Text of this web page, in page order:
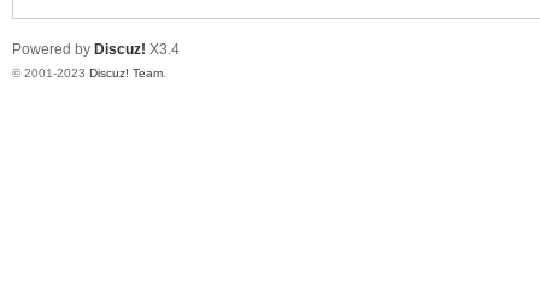
Powered by Discuz! X3.4
© 2001-2023 Discuz! Team